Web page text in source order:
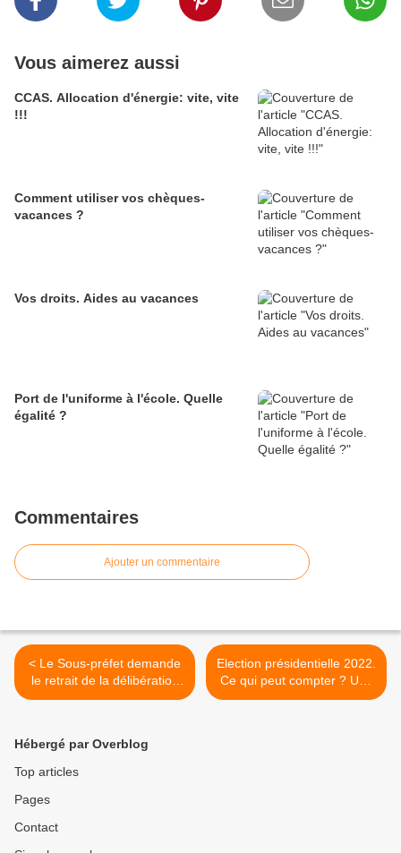
Vous aimerez aussi
CCAS. Allocation d'énergie: vite, vite
!!!
Comment utiliser vos chèques-
vacances ?
Vos droits. Aides au vacances
Port de l'uniforme à l'école. Quelle
égalité ?
Commentaires
Ajouter un commentaire
< Le Sous-préfet demande
le retrait de la délibération
sur le règlement intérieur
Election présidentielle 2022.
Ce qui peut compter ? Une
véritable candidature
Hébergé par Overblog
Top articles
Pages
Contact